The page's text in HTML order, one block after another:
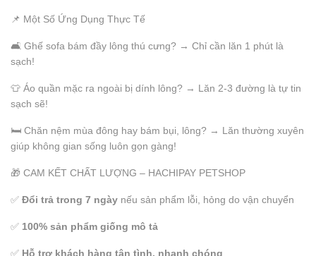
📌 Một Số Ứng Dụng Thực Tế
🛋️ Ghế sofa bám đầy lông thú cưng? → Chỉ cần lăn 1 phút là
sạch!
👕 Áo quần mặc ra ngoài bị dính lông? → Lăn 2-3 đường là tự tin
sạch sẽ!
🛏️ Chăn nệm mùa đông hay bám bụi, lông? → Lăn thường xuyên
giúp không gian sống luôn gọn gàng!
🎁 CAM KẾT CHẤT LƯỢNG – HACHIPAY PETSHOP
✅ Đổi trả trong 7 ngày nếu sản phẩm lỗi, hỏng do vận chuyển
✅ 100% sản phẩm giống mô tả
✅ Hỗ trợ khách hàng tận tình, nhanh chóng